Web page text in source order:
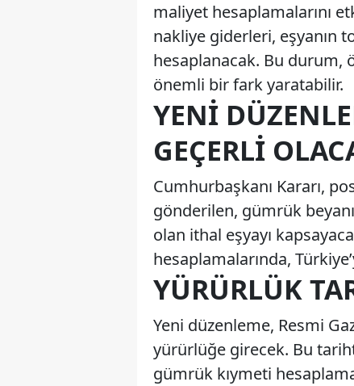
maliyet hesaplamalarını
nakliye giderleri, eşyanın
hesaplanacak. Bu durum,
önemli bir fark yaratabilir.
YENI
GEÇERLI
Cumhurbaşkanı Kararı,
gönderilen, gümrük
olan ithal eşyayı
hesaplamalarında,
YÜRÜRLÜK
Yeni düzenleme, Resmi
yürürlüğe girecek. Bu
gümrük kıymeti